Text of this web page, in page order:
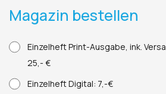
Magazin bestellen
Col-First
Einzelheft Print-Ausgabe, ink.
25,- €
Einzelheft Digital: 7,-€